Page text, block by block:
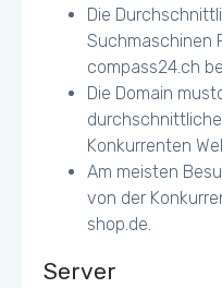
Die
Suchmaschinen
compass24.ch
Die Domain
Konkurrenten
Am meisten
von der
shop.de.
Server